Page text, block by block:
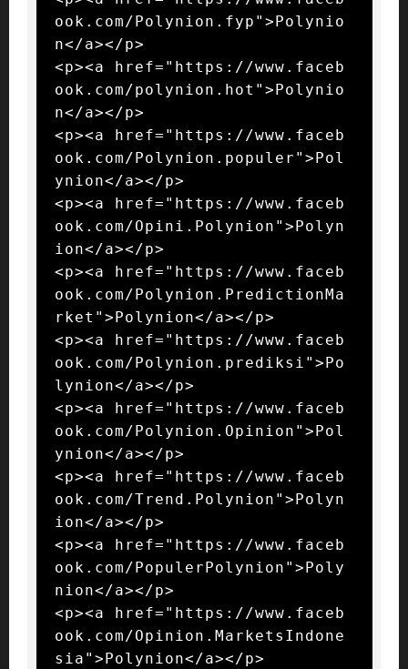
ook.com/Polynion.fyp">Polynio
n</a></p>
<p><a href="https://www.faceb
ook.com/polynion.hot">Polynio
n</a></p>
<p><a href="https://www.faceb
ook.com/Polynion.populer">Pol
ynion</a></p>
<p><a href="https://www.faceb
ook.com/Opini.Polynion">Polyn
ion</a></p>
<p><a href="https://www.faceb
ook.com/Polynion.PredictionMa
rket">Polynion</a></p>
<p><a href="https://www.faceb
ook.com/Polynion.prediksi">Po
lynion</a></p>
<p><a href="https://www.faceb
ook.com/Polynion.Opinion">Pol
ynion</a></p>
<p><a href="https://www.faceb
ook.com/Trend.Polynion">Polyn
ion</a></p>
<p><a href="https://www.faceb
ook.com/PopulerPolynion">Poly
nion</a></p>
<p><a href="https://www.faceb
ook.com/Opinion.MarketsIndone
sia">Polynion</a></p>